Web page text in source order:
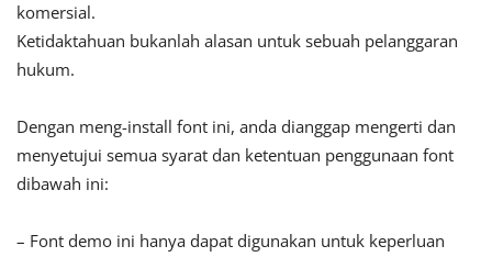
komersial.
Ketidaktahuan bukanlah alasan untuk sebuah pelanggaran
hukum.
Dengan meng-install font ini, anda dianggap mengerti dan
menyetujui semua syarat dan ketentuan penggunaan font
dibawah ini:
– Font demo ini hanya dapat digunakan untuk keperluan